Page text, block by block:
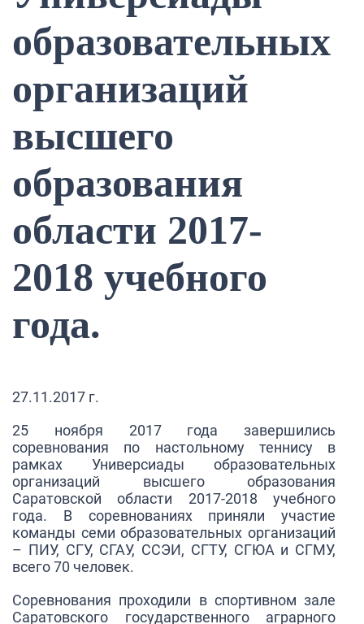
образовательных
организаций
высшего
образования
области 2017-
2018 учебного
года.
27.11.2017 г.
25 ноября 2017 года завершились
соревнования по настольному теннису в
рамках Универсиады образовательных
организаций высшего образования
Саратовской области 2017-2018 учебного
года. В соревнованиях приняли участие
команды семи образовательных организаций
– ПИУ, СГУ, СГАУ, ССЭИ, СГТУ, СГЮА и СГМУ,
всего 70 человек.
Соревнования проходили в спортивном зале
Саратовского государственного аграрного